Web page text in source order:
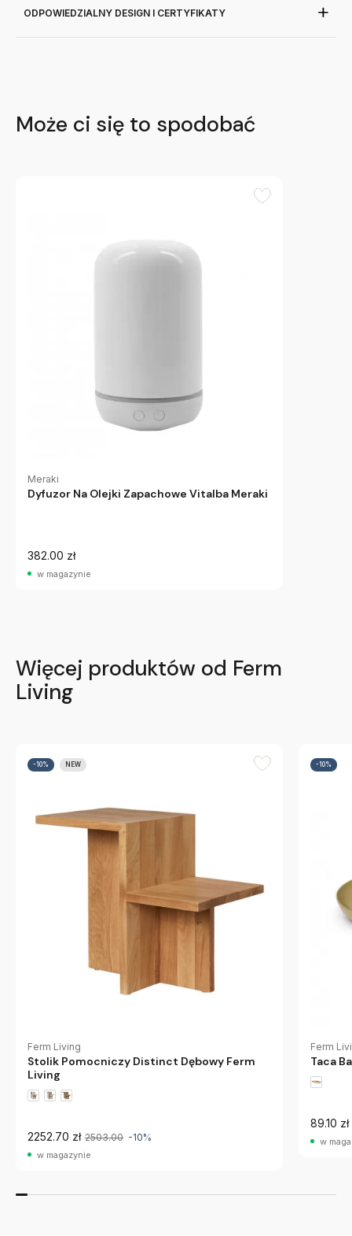
ODPOWIEDZIALNY DESIGN I CERTYFIKATY
Może ci się to spodobać
Meraki
Dyfuzor Na Olejki Zapachowe Vitalba Meraki
382.00 zł
w magazynie
Więcej produktów od Ferm
Living
-10% NEW
Ferm Living
Stolik Pomocniczy Distinct Dębowy Ferm
Living
2252.70 zł 2503.00 -10%
w magazynie
-10%
Ferm
Taca
89.10 zł
w